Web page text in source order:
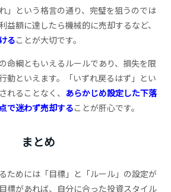
」という格言の通り、完璧を狙うのでは
益額に達したら機械的に売却するなど、
ることが大切です。
命綱ともいえるルールであり、損失を限
動といえます。「いずれ戻るはず」とい
れることなく、 あらかじめ設定した下落
で迷わず売却することが肝心です。
まとめ
ためには「目標」と「ルール」の設定が
標があれば、自分に合った投資スタイル